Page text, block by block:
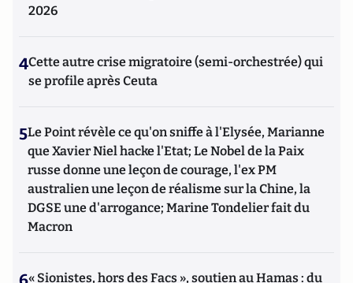
2026
4Cette autre crise migratoire (semi-orchestrée) qui
se profile après Ceuta
5Le Point révèle ce qu'on sniffe à l'Elysée, Marianne
que Xavier Niel hacke l'Etat; Le Nobel de la Paix
russe donne une leçon de courage, l'ex PM
australien une leçon de réalisme sur la Chine, la
DGSE une d'arrogance; Marine Tondelier fait du
Macron
« Sionistes, hors des Facs », soutien au Hamas : du